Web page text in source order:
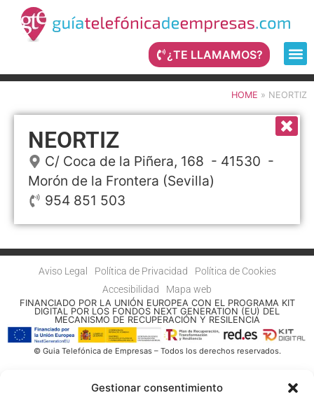
Gestionar consentimiento
¿TE LLAMAMOS?
HOME » NEORTIZ
NEORTIZ
C/ Coca de la Piñera, 168 - 41530 -
Morón de la Frontera (Sevilla)
954 851 503
Aviso Legal Política de Privacidad
Política de Cookies
Accesibilidad
Mapa web
FINANCIADO POR LA UNIÓN EUROPEA CON EL PROGRAMA KIT
DIGITAL POR LOS FONDOS NEXT GENERATION (EU) DEL
MECANISMO DE RECUPERACIÓN Y RESILENCIA
© Guia Telefónica de Empresas – Todos los derechos reservados.